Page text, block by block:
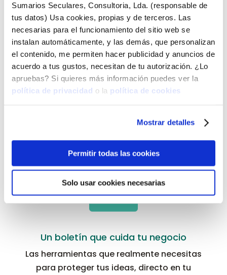
Sumarios Seculares, Consultoria, Lda. (responsable de
tus datos) Usa cookies, propias y de terceros. Las
necesarias para el funcionamiento del sitio web se
instalan automáticamente, y las demás, que personalizan
el contenido, me permiten hacer publicidad y anuncios de
acuerdo a tus gustos, necesitan de tu autorización. ¿Lo
apruebas? Si quieres más información puedes ver la
política de privacidad o la política de cookies
Mostrar detalles
Permitir todas las cookies
Solo usar cookies necesarias
necesitas saber sobre legalidad digital en
un solo lugar

Asesoría Personalizada

Un boletín que cuida tu negocio
Las herramientas que realmente necesitas
para proteger tus ideas, directo en tu